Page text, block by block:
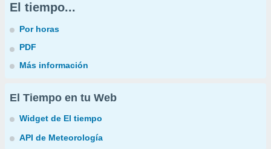
El tiempo...
Por horas
PDF
Más información
El Tiempo en tu Web
Widget de El tiempo
API de Meteorología